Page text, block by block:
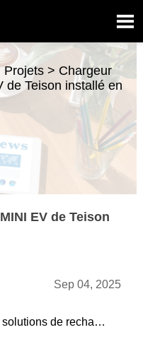

Projets> Chargeur
de Teison installé en
EV de Teison
Sep 04, 2025
des véhicules électriques pour les flottes